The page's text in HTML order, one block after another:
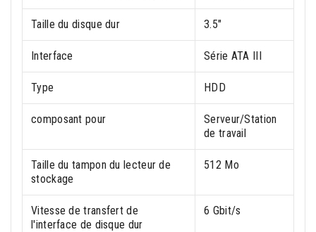
Taille du disque dur 3.5"
Interface Série ATA III
Type HDD
composant pour
Serveur/Station
de travail
Taille du tampon du lecteur de
stockage
512 Mo
Vitesse de transfert de
l'interface de disque dur
6 Gbit/s